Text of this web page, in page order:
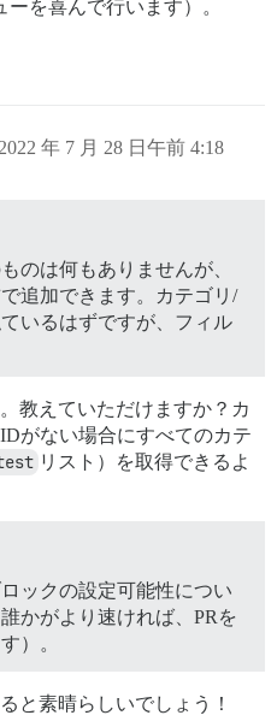
を喜んで行います）。
2022 年 7 月 28 日午前 4:18
のは何もありませんが、
追加できます。カテゴリ/
いるはずですが、フィル
教えていただけますか？カ
がない場合にすべてのカテ
リスト）を取得できるよ
ックの設定可能性につい
かがより速ければ、PRを
）。
と素晴らしいでしょう！